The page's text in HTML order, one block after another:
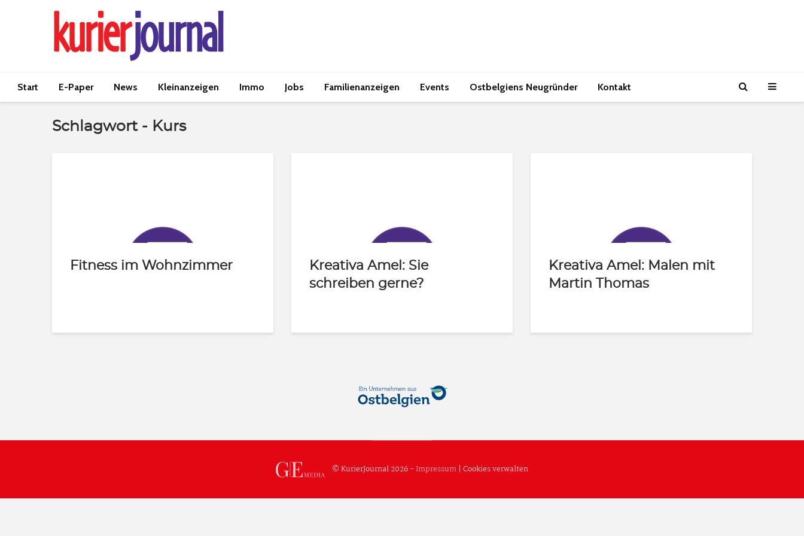
Start E-Paper News Kleinanzeigen Immo Jobs Familienanzeigen Events Ostbelgiens Neugründer Kontakt
Schlagwort - Kurs
Fitness im Wohnzimmer
Kreativa Amel: Sie
schreiben gerne?
Kreativa Amel: Malen mit
Martin Thomas
© KurierJournal 2026 -Impressum |Cookies verwalten